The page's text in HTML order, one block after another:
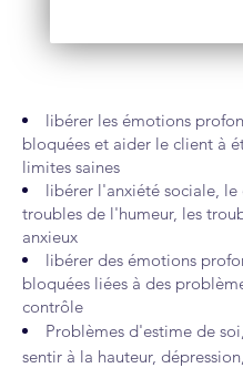
libérer les émotions
bloquées et aider le client à
limites saines
libérer l'anxiété sociale, le
troubles de l'humeur, les
anxieux
libérer des émotions
bloquées liées à des
contrôle
Problèmes d'estime de soi,
sentir à la hauteur,